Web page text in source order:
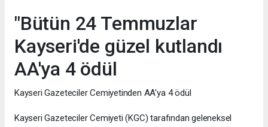
"Bütün 24 Temmuzlar
Kayseri'de güzel kutlandı
AA'ya 4 ödül
Kayseri Gazeteciler Cemiyetinden AA'ya 4 ödül
Kayseri Gazeteciler Cemiyeti (KGC) tarafından geleneksel